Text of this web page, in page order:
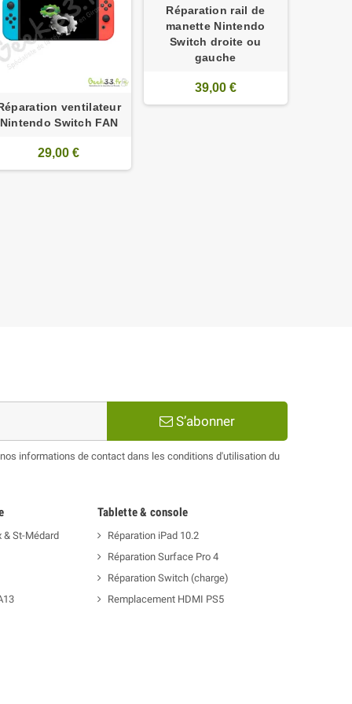
ventilateur
Nintendo Switch FAN
29,00 €
Réparation rail de
manette Nintendo
Switch droite ou
gauche
39,00 €
S’abonner
informations de contact dans les conditions d'utilisation du
& St-Médard
Tablette & console
Réparation iPad 10.2
Réparation Surface Pro 4
Réparation Switch (charge)
Remplacement HDMI PS5